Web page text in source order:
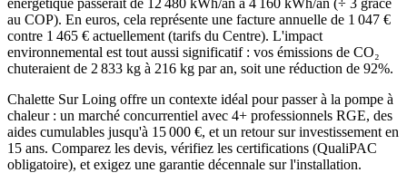
énergétique passerait de 12 480 kWh/an à 4 160 kWh/an (÷ 3 grâce
au COP). En euros, cela représente une facture annuelle de 1 047 €
contre 1 465 € actuellement (tarifs du Centre). L'impact
environnemental est tout aussi significatif : vos émissions de CO₂
chuteraient de 2 833 kg à 216 kg par an, soit une réduction de 92%.
Chalette Sur Loing offre un contexte idéal pour passer à la pompe à
chaleur : un marché concurrentiel avec 4+ professionnels RGE, des
aides cumulables jusqu'à 15 000 €, et un retour sur investissement en
15 ans. Comparez les devis, vérifiez les certifications (QualiPAC
obligatoire), et exigez une garantie décennale sur l'installation.